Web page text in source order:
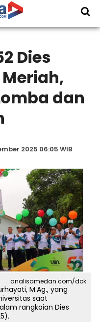
Dies
Meriah,
dan
2025 06:05 WIB
analisamedan.com/dok
M.Ag., yang
saat
rangkaian Dies